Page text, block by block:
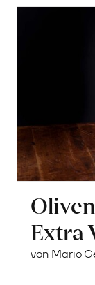
Extra
von Mario